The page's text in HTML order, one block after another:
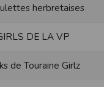
herbretaises
DE LA VP
de Touraine Girlz
qu’elles ne
pas accessible